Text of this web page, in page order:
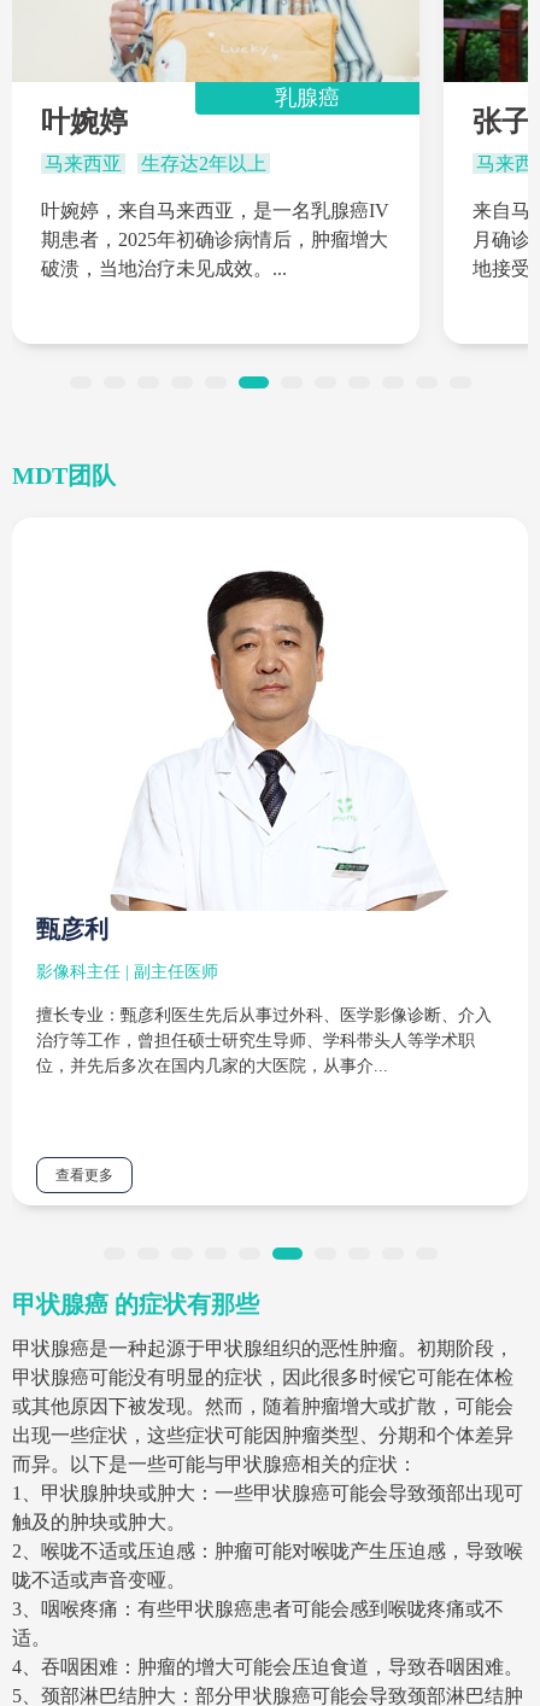
乳腺癌
叶婉婷
马来西亚 生存达2年以上
叶婉婷，来自马来西亚，是一名乳腺癌IV
期患者，2025年初确诊病情后，肿瘤增大
破溃，当地治疗未见成效。...
张子
马来西
来自马
月确诊
地接受
MDT团队
甄彦利
影像科主任 | 副主任医师
擅长专业：甄彦利医生先后从事过外科、医学影像诊断、介入
治疗等工作，曾担任硕士研究生导师、学科带头人等学术职
位，并先后多次在国内几家的大医院，从事介...
查看更多
甲状腺癌 的症状有那些
甲状腺癌是一种起源于甲状腺组织的恶性肿瘤。初期阶段，
甲状腺癌可能没有明显的症状，因此很多时候它可能在体检
或其他原因下被发现。然而，随着肿瘤增大或扩散，可能会
出现一些症状，这些症状可能因肿瘤类型、分期和个体差异
而异。以下是一些可能与甲状腺癌相关的症状：
1、甲状腺肿块或肿大：一些甲状腺癌可能会导致颈部出现可
触及的肿块或肿大。
2、喉咙不适或压迫感：肿瘤可能对喉咙产生压迫感，导致喉
咙不适或声音变哑。
3、咽喉疼痛：有些甲状腺癌患者可能会感到喉咙疼痛或不
适。
4、吞咽困难：肿瘤的增大可能会压迫食道，导致吞咽困难。
5、颈部淋巴结肿大：部分甲状腺癌可能会导致颈部淋巴结肿